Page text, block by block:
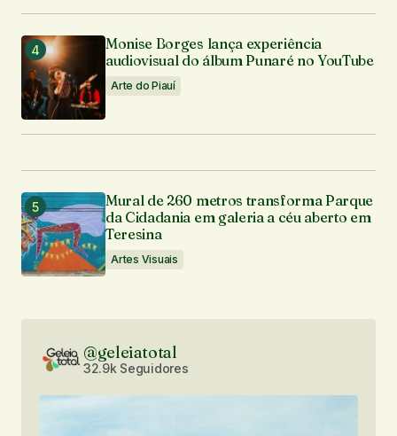
Monise Borges lança experiência
audiovisual do álbum Punaré no YouTube
Arte do Piauí
Mural de 260 metros transforma Parque
da Cidadania em galeria a céu aberto em
Teresina
Artes Visuais
@geleiatotal
32.9k Seguidores